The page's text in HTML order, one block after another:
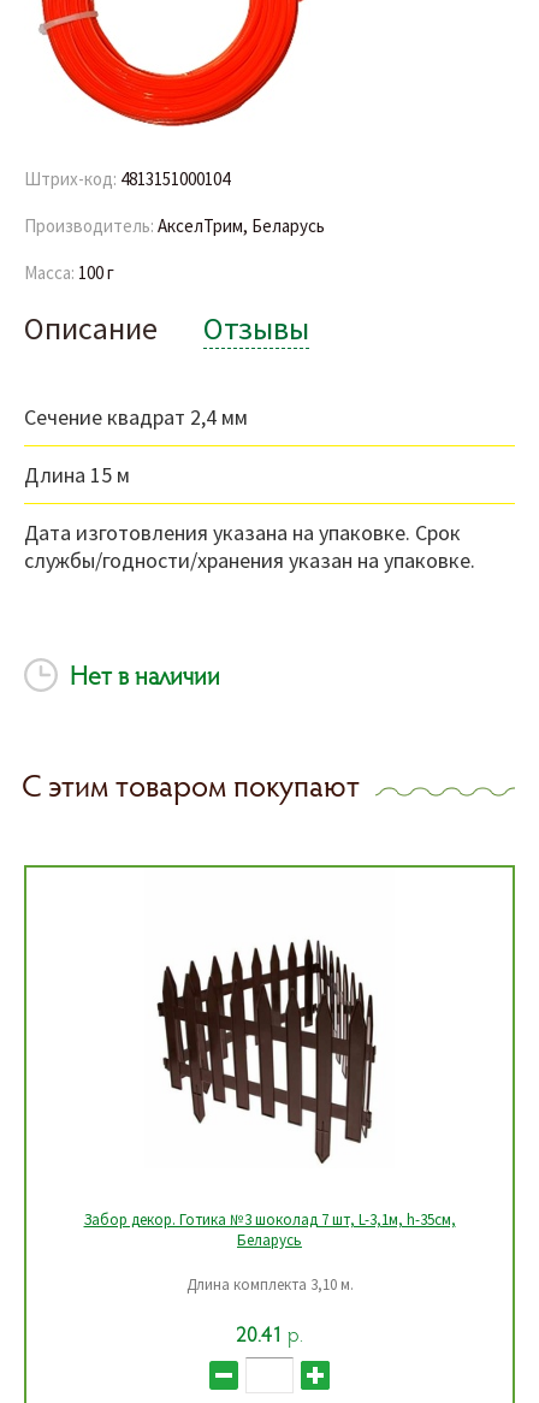
Штрих-код: 4813151000104
Производитель: АкселТрим, Беларусь
Масса: 100 г
Описание Отзывы
Сечение квадрат 2,4 мм
Длина 15 м
Дата изготовления указана на упаковке. Срок
службы/годности/хранения указан на упаковке.
Нет в наличии
С этим товаром покупают
Забор декор. Готика №3 шоколад 7 шт, L-3,1м, h-35см,
Беларусь
Длина комплекта 3,10 м.
20.41 р.